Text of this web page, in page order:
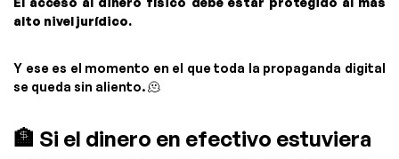
alto nivel jurídico.
Y ese es el momento en el que toda la propaganda digital
se queda sin aliento. 🫠
🏦 Si el dinero en efectivo estuviera